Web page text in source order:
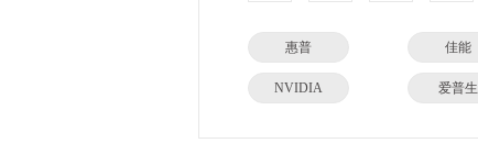
惠普 佳能
NVIDIA 爱普生